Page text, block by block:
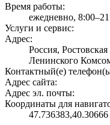
Время работы:
ежедневно,
Услуги и сервис:
Адрес:
Россия,
Ленинского
Контактный(е)
Адрес сайта:
Адрес эл. почты:
Координаты для
47.736383,40.30666